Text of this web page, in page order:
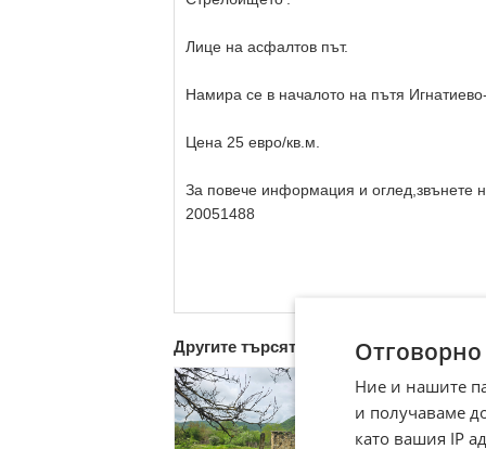
Лице на асфалтов път.
Намира се в началото на пътя
Цена 25 евро/кв.м.
За повече информация и оглед,звънете
20051488
Другите търсят също
Ние и нашите
и получаваме
като вашия IP